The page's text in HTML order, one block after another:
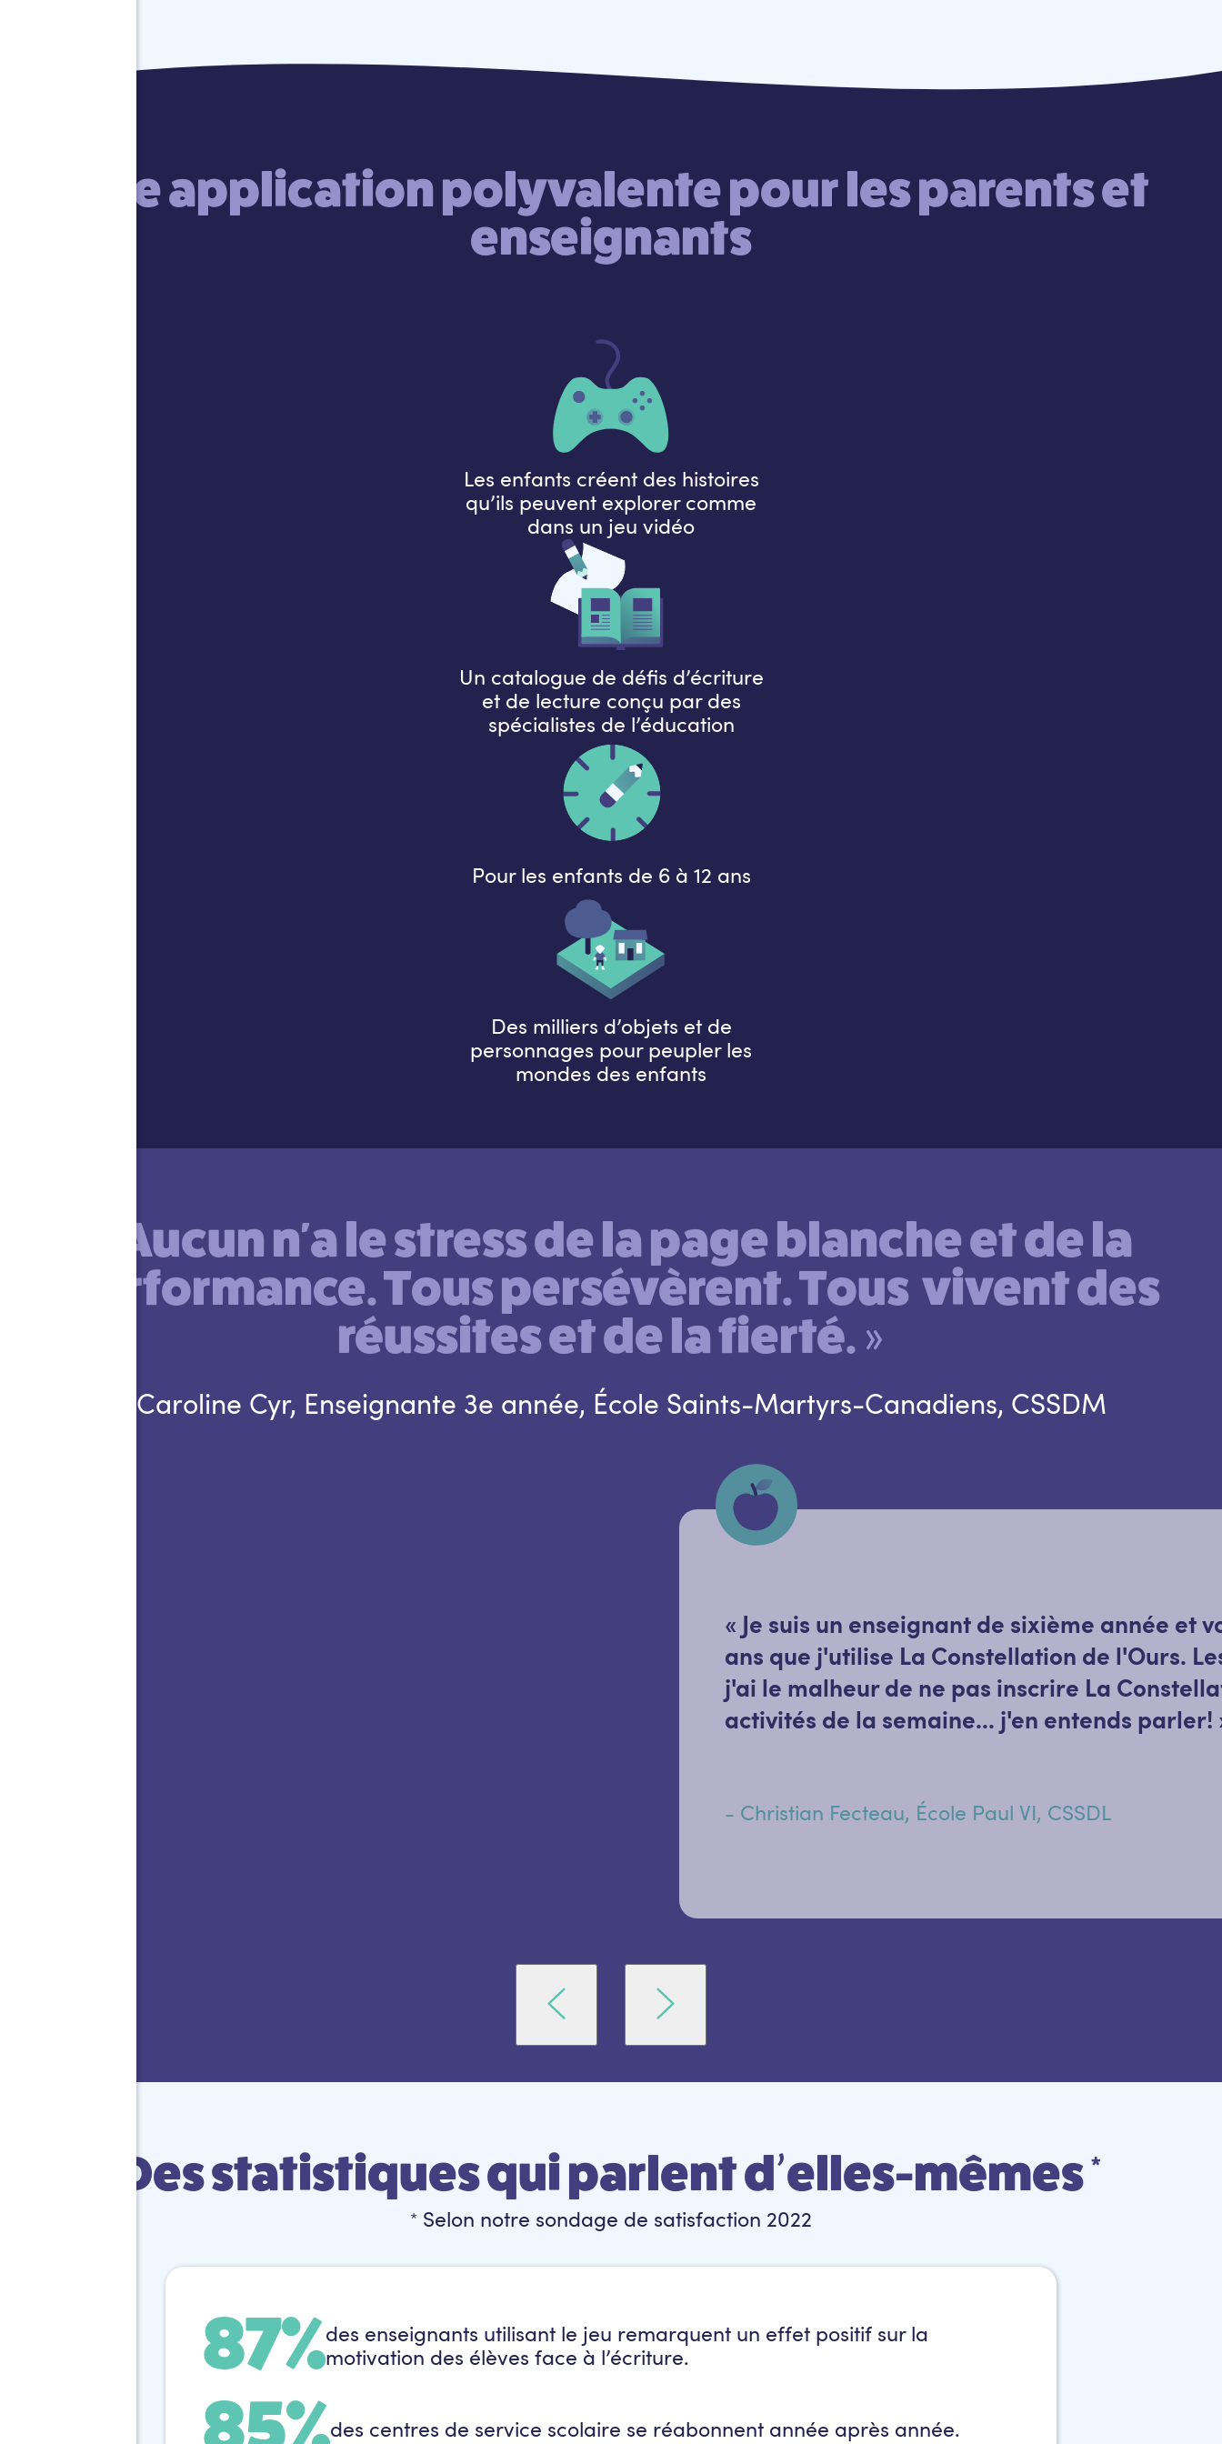
Une application polyvalente pour les parents et
enseignants
Les enfants créent des histoires
qu’ils peuvent explorer comme
dans un jeu vidéo
Un catalogue de défis d’écriture
et de lecture conçu par des
spécialistes de l’éducation
Pour les enfants de 6 à 12 ans
Des milliers d’objets et de
personnages pour peupler les
mondes des enfants
« Aucun n'a le stress de la page blanche et de la
performance. Tous persévèrent. Tous vivent des
réussites et de la fierté. »
- Caroline Cyr, Enseignante 3e année, École Saints-Martyrs-Canadiens, CSSDM
« Je suis un enseignant de sixième année et
ans que j'utilise La Constellation de l'Ours.
j'ai le malheur de ne pas inscrire La
activités de la semaine... j'en entends parler!
- Christian Fecteau, École Paul VI, CSSDL
Des statistiques qui parlent d’elles-mêmes*
* Selon notre sondage de satisfaction 2022
87%des enseignants utilisant le jeu remarquent un effet positif sur la
motivation des élèves face à l’écriture.
des centres de service scolaire se réabonnent année après année.